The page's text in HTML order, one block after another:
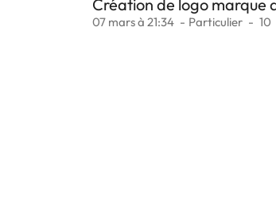
Création de logo marque
07 mars à 21:34 Particulier 10